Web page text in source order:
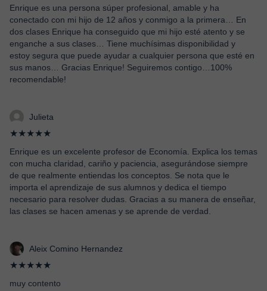
Enrique es una persona súper profesional, amable y ha
conectado con mi hijo de 12 años y conmigo a la primera… En
dos clases Enrique ha conseguido que mi hijo esté atento y se
enganche a sus clases… Tiene muchísimas disponibilidad y
estoy segura que puede ayudar a cualquier persona que esté en
sus manos… Gracias Enrique! Seguiremos contigo…100%
recomendable!
Julieta
★★★★★
Enrique es un excelente profesor de Economía. Explica los temas
con mucha claridad, cariño y paciencia, asegurándose siempre
de que realmente entiendas los conceptos. Se nota que le
importa el aprendizaje de sus alumnos y dedica el tiempo
necesario para resolver dudas. Gracias a su manera de enseñar,
las clases se hacen amenas y se aprende de verdad.
Aleix Comino Hernandez
★★★★★
muy contento